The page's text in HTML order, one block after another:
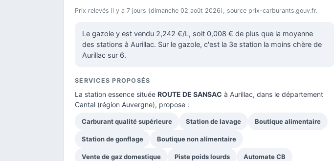
Prix relevés il y a 7 jours (dimanche 02 août 2026), source prix-carburants.gouv.fr.
Le gazole y est vendu 2,242 €/L, soit 0,008 € de plus que la moyenne
des stations à Aurillac. Sur le gazole, c'est la 3e station la moins chère de
Aurillac sur 6.
SERVICES PROPOSÉS
La station essence située ROUTE DE SANSAC à Aurillac, dans le département
Cantal (région Auvergne), propose :
Carburant qualité supérieure Station de lavage Boutique alimentaire
Station de gonflage Boutique non alimentaire
Vente de gaz domestique Piste poids lourds Automate CB